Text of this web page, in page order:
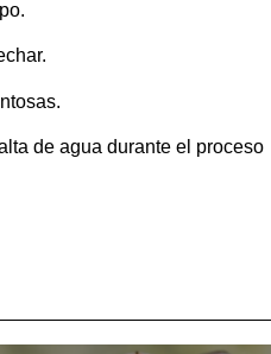
de agua durante el proceso